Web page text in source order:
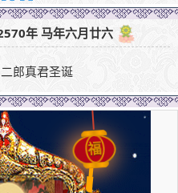
年 马年六月廿六
二郎真君圣诞
福